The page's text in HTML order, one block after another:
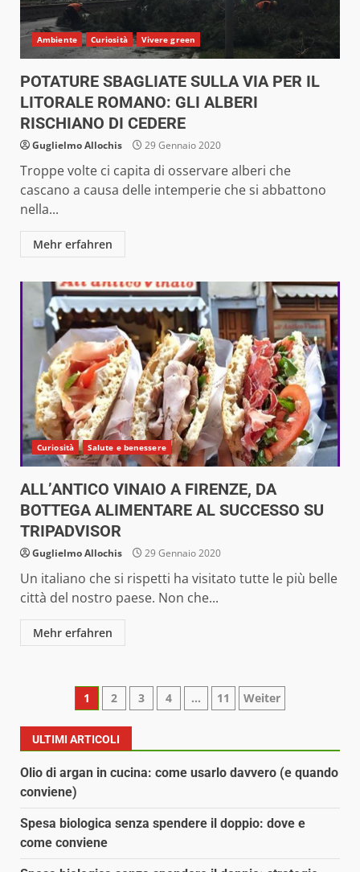
Ambiente Curiosità Vivere green
POTATURE SBAGLIATE SULLA VIA PER IL
LITORALE ROMANO: GLI ALBERI
RISCHIANO DI CEDERE
Guglielmo Allochis 29 Gennaio 2020
Troppe volte ci capita di osservare alberi che
cascano a causa delle intemperie che si abbattono
nella...
Mehr erfahren
Curiosità Salute e benessere
ALL’ANTICO VINAIO A FIRENZE, DA
BOTTEGA ALIMENTARE AL SUCCESSO SU
TRIPADVISOR
Guglielmo Allochis 29 Gennaio 2020
Un italiano che si rispetti ha visitato tutte le più belle
città del nostro paese. Non che...
Mehr erfahren
Paginazione
degli
articoli
1 2 3 4 … 11 Weiter
ULTIMI ARTICOLI
Olio di argan in cucina: come usarlo davvero (e quando
conviene)
Spesa biologica senza spendere il doppio: dove e
come conviene